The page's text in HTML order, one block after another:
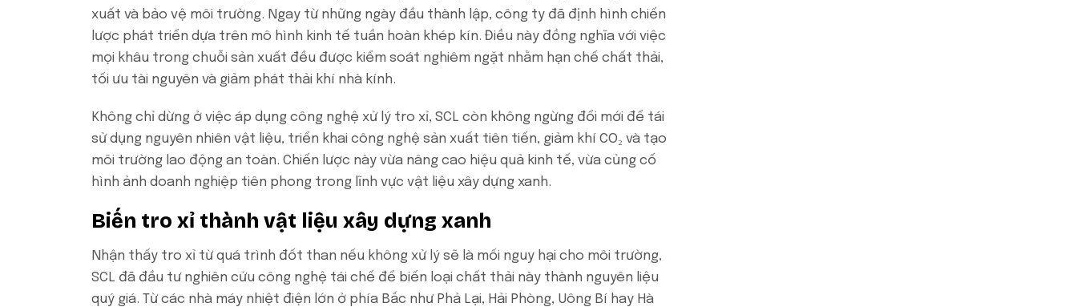
xuất và bảo vệ môi trường. Ngay từ những ngày đầu thành lập, công ty đã định hình chiến
lược phát triển dựa trên mô hình kinh tế tuần hoàn khép kín. Điều này đồng nghĩa với việc
mọi khâu trong chuỗi sản xuất đều được kiểm soát nghiêm ngặt nhằm hạn chế chất thải,
tối ưu tài nguyên và giảm phát thải khí nhà kính.
Không chỉ dừng ở việc áp dụng công nghệ xử lý tro xỉ, SCL còn không ngừng đổi mới để tái
sử dụng nguyên nhiên vật liệu, triển khai công nghệ sản xuất tiên tiến, giảm khí CO₂ và tạo
môi trường lao động an toàn. Chiến lược này vừa nâng cao hiệu quả kinh tế, vừa củng cố
hình ảnh doanh nghiệp tiên phong trong lĩnh vực vật liệu xây dựng xanh.
Biến tro xỉ thành vật liệu xây dựng xanh
Nhận thấy tro xỉ từ quá trình đốt than nếu không xử lý sẽ là mối nguy hại cho môi trường,
SCL đã đầu tư nghiên cứu công nghệ tái chế để biến loại chất thải này thành nguyên liệu
quý giá. Từ các nhà máy nhiệt điện lớn ở phía Bắc như Phả Lại, Hải Phòng, Uông Bí hay Hà